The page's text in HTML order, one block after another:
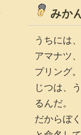
みか
うちには
アマナツ
プリング。
じつは、
るんだ。
だからぼ